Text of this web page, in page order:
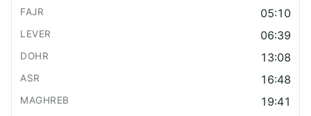
05:10
06:39
13:08
16:48
19:41